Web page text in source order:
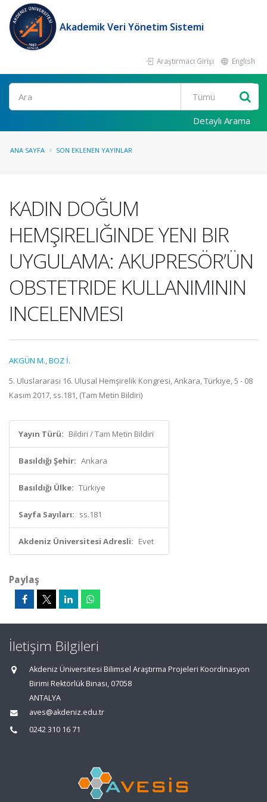
Akademik Veri Yönetim Sistemi
Araştırmacı Girişi English
Ara
Detaylı Arama
ANA SAYFA SON EKLENEN YAYINLAR
KADIN DOĞUM
HEMŞIRELIĞINDE YENI BIR
UYGULAMA: AKUPRESÖR’ÜN
OBSTETRIDE KULLANIMININ
INCELENMESI
AKGÜN M.,BOZ İ.
5. Uluslararası 16. Ulusal Hemşirelik Kongresi, Ankara, Türkiye, 5 - 08
Kasım 2017, ss.181, (Tam Metin Bildiri)
Yayın Türü: Bildiri / Tam Metin Bildiri
Basıldığı Şehir: Ankara
Basıldığı Ülke: Türkiye
Sayfa Sayıları: ss.181
Akdeniz Üniversitesi Adresli: Evet
Paylaş
İletişim Bilgileri
Akdeniz Üniversitesi Bilimsel Araştırma Projeleri Koordinasyon
Birimi Rektörlük Binası, 07058
ANTALYA
aves@akdeniz.edu.tr
0242 310 16 71